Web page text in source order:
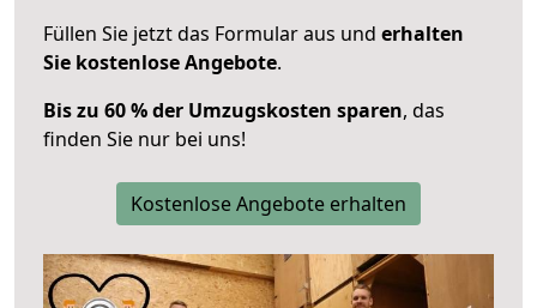
Füllen Sie jetzt das Formular aus und erhalten
Sie kostenlose Angebote.
Bis zu 60 % der Umzugskosten sparen, das
finden Sie nur bei uns!
Kostenlose Angebote erhalten